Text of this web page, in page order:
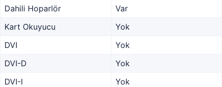
Dahili Hoparlör
Var
Kart Okuyucu
Yok
DVI
Yok
DVI-D
Yok
DVI-I
Yok